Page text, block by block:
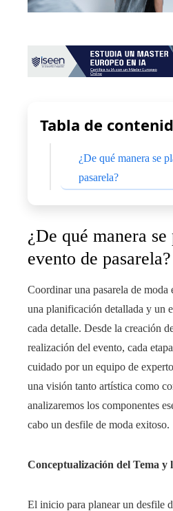
Tabla de
¿De qué manera se
pasarela?
¿De qué manera
evento de pasarela?
Coordinar una pasarela de moda
una planificación detallada y un
cada detalle. Desde la creación
realización del evento, cada
cuidado por un equipo de
una visión tanto artística como
analizaremos los componentes
cabo un desfile de moda exitoso.
Conceptualización del Tema y
El inicio para planear un desfile